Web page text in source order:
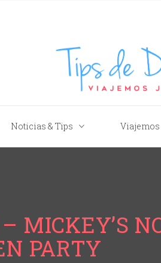
Tips de
Noticias & Tips Viajemos
MICKEY’S
PARTY